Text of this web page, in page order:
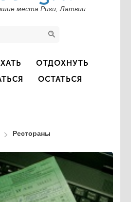
места Риги, Латвии
ОТДОХНУТЬ
ОСТАТЬСЯ
Рестораны